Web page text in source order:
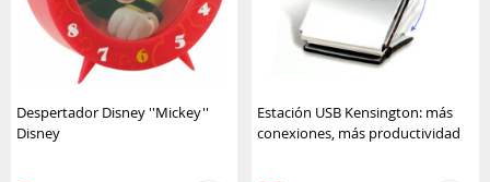
Despertador Disney ''Mickey''
Disney
Estación USB Kensington: más
conexiones, más productividad